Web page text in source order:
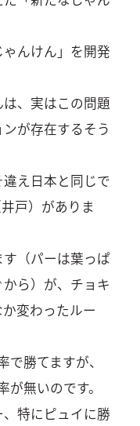
んけん」を開発
、実はこの問題
が存在するそう
え日本と同じで
戸）がありま
（パーは葉っぱ
ら）が、チョキ
変わったルー
勝てますが、
無いのです。
特にピュイに勝